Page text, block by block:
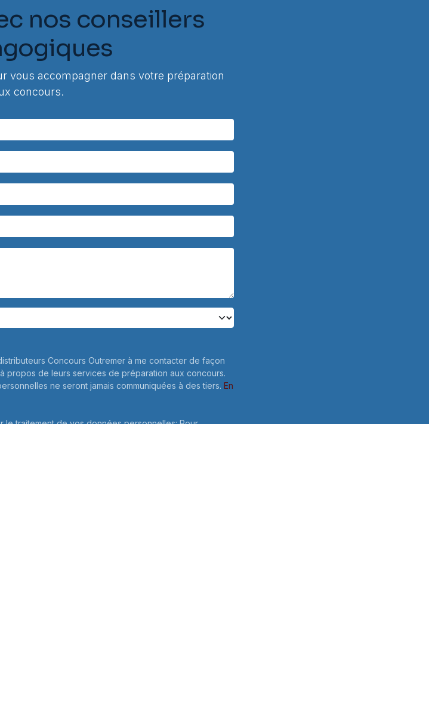
nos conseillers
vous accompagner dans votre préparation
concours.
Concours Outremer à me contacter de façon
propos de leurs services de préparation aux concours.
ne seront jamais communiquées à des tiers. En
le traitement de vos données personnelles: Pour